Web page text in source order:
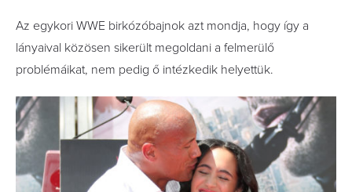
Az egykori WWE birkózóbajnok azt mondja, hogy így a
lányaival közösen sikerült megoldani a felmerülő
problémáikat, nem pedig ő intézkedik helyettük.